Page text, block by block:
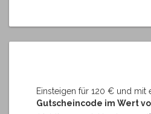
Einsteigen für 120 € und mit
Gutscheincode im Wert